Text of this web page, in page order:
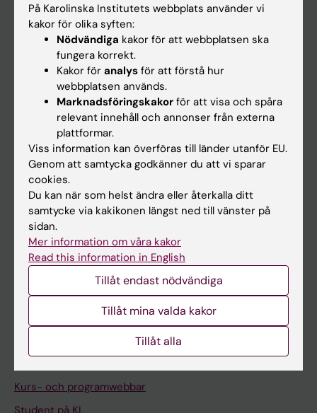
Huvudmeny
Utbildning
Forskarutbildning
Forskning
På gång
Nyheter
Kalender
Student
Ladok
Kurs- och programwebbar
Student på KI
På Karolinska Institutets webbplats använder vi
kakor för olika syften:
Nödvändiga kakor för att webbplatsen ska
fungera korrekt.
Kakor för analys för att förstå hur
webbplatsen används.
Marknadsföringskakor för att visa och spåra
relevant innehåll och annonser från externa
plattformar.
Viss information kan överföras till länder utanför EU.
Genom att samtycka godkänner du att vi sparar
cookies.
Du kan när som helst ändra eller återkalla ditt
samtycke via kakikonen längst ned till vänster på
sidan.
Mer information om våra kakor
Read this information in English
Tillåt endast nödvändiga
Tillåt mina valda kakor
Tillåt alla